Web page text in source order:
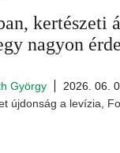
kertészeti
nagyon
György
2026. 06.
újdonság a levízia,